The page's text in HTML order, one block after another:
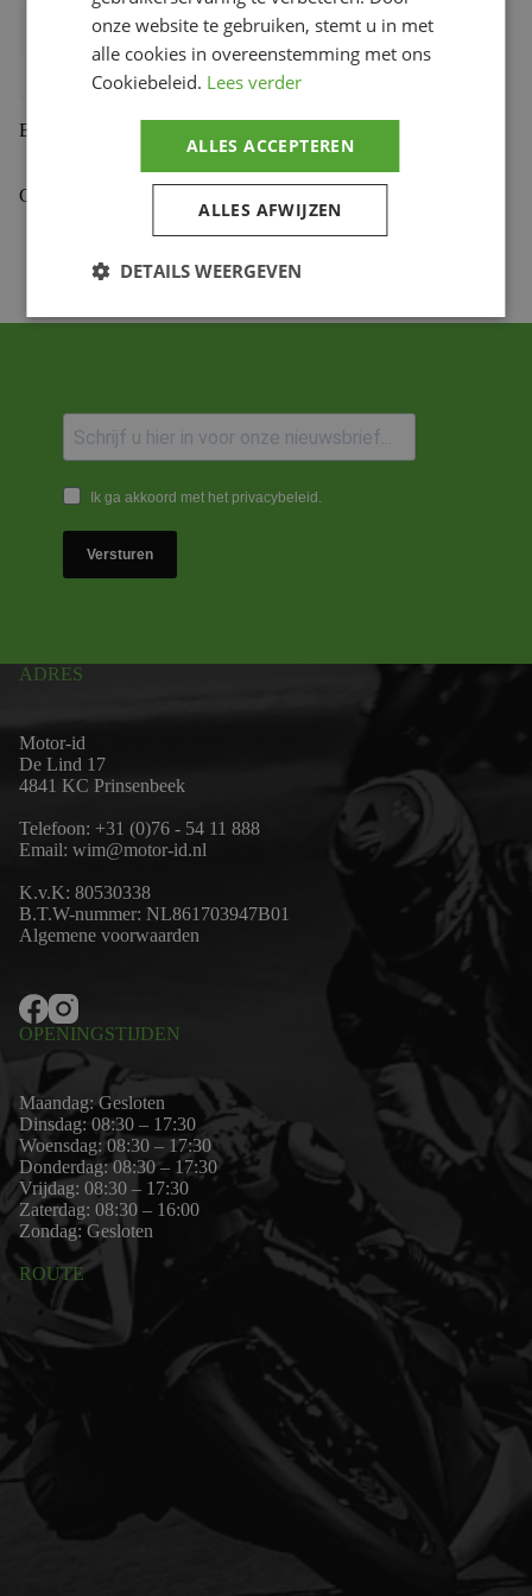
Bihr productcode 1108953003,4350.44.C45T
Productmerk
Beoordelingen (0)
Gekoppelde Motoren
Ik ga akkoord met het privacybeleid.
Versturen
ADRES
Motor-id
De Lind 17
4841 KC Prinsenbeek
Telefoon: +31 (0)76 - 54 11 888
Email: wim@motor-id.nl
K.v.K: 80530338
B.T.W-nummer: NL861703947B01
Algemene voorwaarden
OPENINGSTIJDEN
Maandag: Gesloten
Dinsdag: 08:30 – 17:30
Woensdag: 08:30 – 17:30
Donderdag: 08:30 – 17:30
Vrijdag: 08:30 – 17:30
Zaterdag: 08:30 – 16:00
Zondag: Gesloten
ROUTE
onze website te gebruiken, stemt u in met
alle cookies in overeenstemming met ons
Cookiebeleid. Lees verder
ALLES ACCEPTEREN
ALLES AFWIJZEN
DETAILS WEERGEVEN